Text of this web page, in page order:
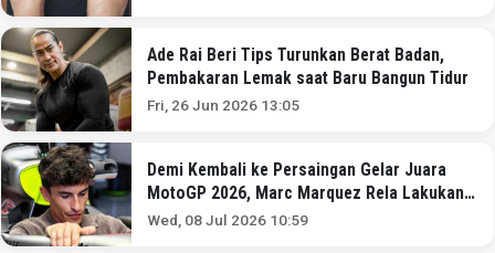
Ade Rai Beri Tips Turunkan Berat Badan,
Pembakaran Lemak saat Baru Bangun Tidur
Fri, 26 Jun 2026 13:05
Demi Kembali ke Persaingan Gelar Juara
MotoGP 2026, Marc Marquez Rela Lakukan
Hal Ini
Wed, 08 Jul 2026 10:59